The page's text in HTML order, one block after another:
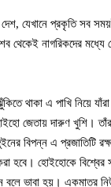
যেখানে প্রকৃতি সব
থেকেই নাগরিকদের মধ্যে
থাকা এ পাখি নিয়ে
হোইহো জেতায় দারুণ খুশি।
বিপন্ন এ প্রজাতিটি
হবে। হোইহোকে বিশ্বের
বলে ভাবা হয়। একমাত্র